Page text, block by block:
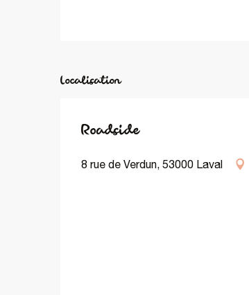
Localisation
Roadside
8 rue de Verdun, 53000 Laval